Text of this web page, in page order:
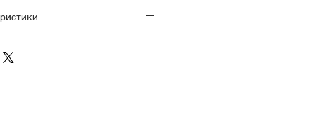
72 часов, 24 камня,